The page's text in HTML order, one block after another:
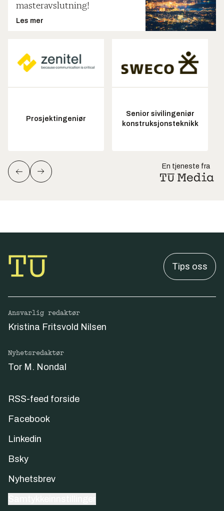
masteravslutning!
Les mer
Prosjektingeniør
Senior sivilingeniør
konstruksjonsteknikk
En tjeneste fra
Tips oss
Ansvarlig redaktør
Kristina Fritsvold Nilsen
Nyhetsredaktør
Tor M. Nondal
RSS-feed forside
Facebook
Linkedin
Bsky
Nyhetsbrev